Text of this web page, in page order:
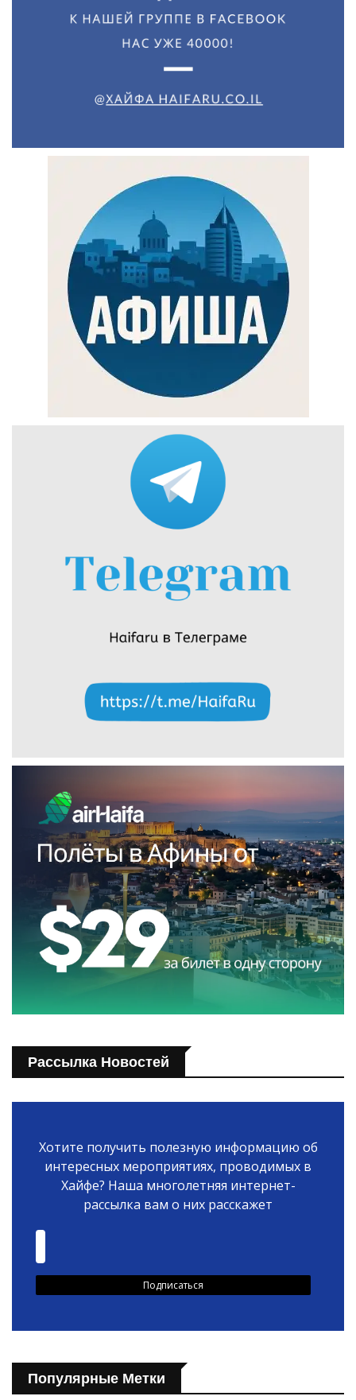
Рассылка Новостей
Хотите получить полезную информацию об
интересных мероприятиях, проводимых в
Хайфе? Наша многолетняя интернет-
рассылка вам о них расскажет
Популярные Метки